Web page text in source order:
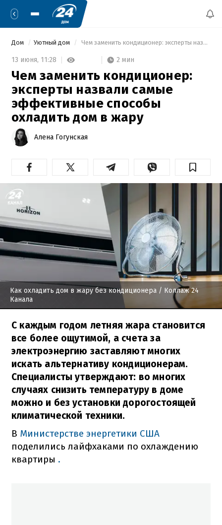
Дом Уютный дом Чем заменить кондиционер: эксперты назвали самые эффективные способы охладить дом в жару
13 июня, 11:28 2 мин
Чем заменить кондиционер:
эксперты назвали самые
эффективные способы
охладить дом в жару
Алена Гогунская
Как охладить дом в жару без кондиционера / Коллаж 24
Канала
С каждым годом летняя жара становится
все более ощутимой, а счета за
электроэнергию заставляют многих
искать альтернативу кондиционерам.
Специалисты утверждают: во многих
случаях снизить температуру в доме
можно и без установки дорогостоящей
климатической техники.
В Министерстве энергетики США
поделились лайфхаками по охлаждению
квартиры .